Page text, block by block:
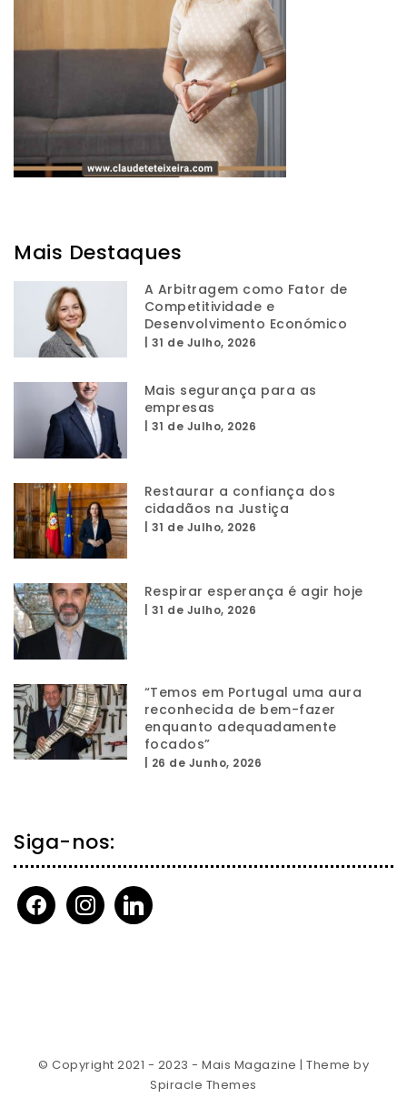
Mais Destaques
A Arbitragem como Fator de
Competitividade e
Desenvolvimento Económico
31 de Julho, 2026
Mais segurança para as
empresas
31 de Julho, 2026
Restaurar a confiança dos
cidadãos na Justiça
31 de Julho, 2026
Respirar esperança é agir hoje
31 de Julho, 2026
“Temos em Portugal uma aura
reconhecida de bem-fazer
enquanto adequadamente
focados”
26 de Junho, 2026
Siga-nos:
facebookinstagramlinkedin
© Copyright 2021 - 2023 - Mais Magazine | Theme by
Spiracle Themes